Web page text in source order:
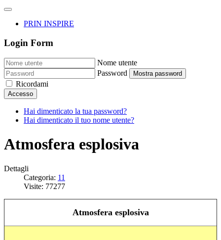
PRIN INSPIRE
Login Form
Nome utente
Password
Mostra password
Ricordami
Accesso
Hai dimenticato la tua password?
Hai dimenticato il tuo nome utente?
Atmosfera esplosiva
Dettagli
Categoria: 11
Visite: 77277
Atmosfera esplosiva